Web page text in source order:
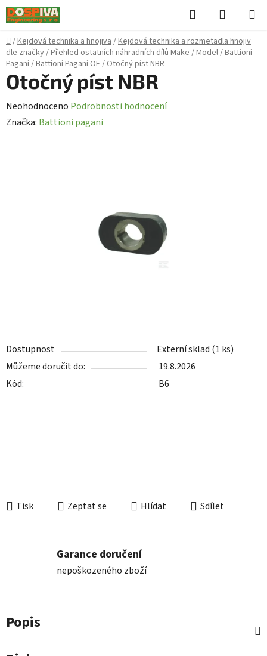
Přejít
na
obsah
Hledat
KOŠÍK
Domů
/Kejdová technika a hnojiva/Kejdová technika a rozmetadla hnojiv
dle značky/Přehled ostatních náhradních dílů Make / Model/Battioni
Pagani/Battioni Pagani OE/ Otočný píst NBR
Dostupnost Externí sklad (1 ks)
Můžeme doručit do:
19.8.2026
Kód:
B6
Tisk Zeptat se Hlídat Sdílet
Otočný píst NBR
Průměrné
hodnocení
Neohodnoceno Podrobnosti hodnocení
Značka: Battioni pagani
Garance doručení
nepoškozeného zboží
Popis